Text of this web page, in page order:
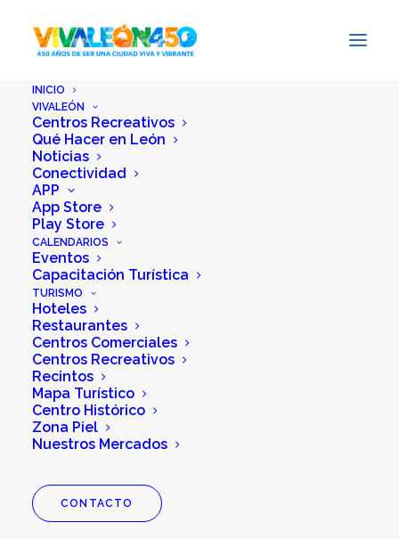
INICIO
VIVALEÓN
Centros Recreativos
Qué Hacer en León
Noticias
Conectividad
APP
App Store
Play Store
CALENDARIOS
Eventos
Capacitación Turística
TURISMO
Hoteles
Restaurantes
Centros Comerciales
Centros Recreativos
Recintos
Mapa Turístico
Centro Histórico
Zona Piel
Nuestros Mercados
CONTACTO
Inicio CHILTEGRILL